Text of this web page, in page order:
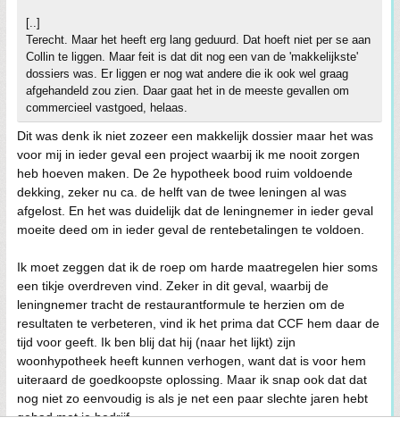
[..]
Terecht. Maar het heeft erg lang geduurd. Dat hoeft niet per se aan
Collin te liggen. Maar feit is dat dit nog een van de 'makkelijkste'
dossiers was. Er liggen er nog wat andere die ik ook wel graag
afgehandeld zou zien. Daar gaat het in de meeste gevallen om
commercieel vastgoed, helaas.
Dit was denk ik niet zozeer een makkelijk dossier maar het was
voor mij in ieder geval een project waarbij ik me nooit zorgen
heb hoeven maken. De 2e hypotheek bood ruim voldoende
dekking, zeker nu ca. de helft van de twee leningen al was
afgelost. En het was duidelijk dat de leningnemer in ieder geval
moeite deed om in ieder geval de rentebetalingen te voldoen.
Ik moet zeggen dat ik de roep om harde maatregelen hier soms
een tikje overdreven vind. Zeker in dit geval, waarbij de
leningnemer tracht de restaurantformule te herzien om de
resultaten te verbeteren, vind ik het prima dat CCF hem daar de
tijd voor geeft. Ik ben blij dat hij (naar het lijkt) zijn
woonhypotheek heeft kunnen verhogen, want dat is voor hem
uiteraard de goedkoopste oplossing. Maar ik snap ook dat dat
nog niet zo eenvoudig is als je net een paar slechte jaren hebt
gehad met je bedrijf.